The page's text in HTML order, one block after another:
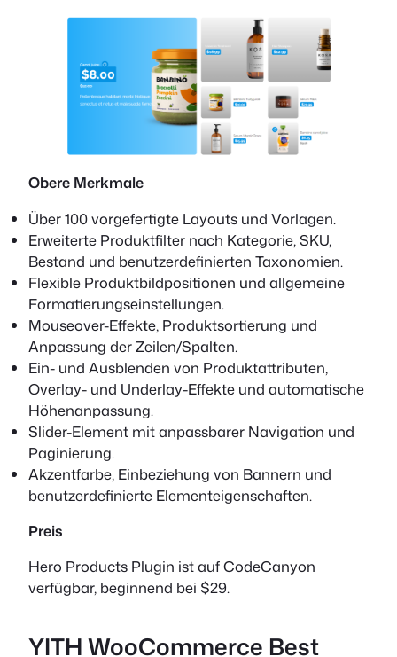
Obere Merkmale
Über 100 vorgefertigte Layouts und Vorlagen.
Erweiterte Produktfilter nach Kategorie, SKU,
Bestand und benutzerdefinierten Taxonomien.
Flexible Produktbildpositionen und allgemeine
Formatierungseinstellungen.
Mouseover-Effekte, Produktsortierung und
Anpassung der Zeilen/Spalten.
Ein- und Ausblenden von Produktattributen,
Overlay- und Underlay-Effekte und automatische
Höhenanpassung.
Slider-Element mit anpassbarer Navigation und
Paginierung.
Akzentfarbe, Einbeziehung von Bannern und
benutzerdefinierte Elementeigenschaften.
Preis
Hero Products Plugin ist auf CodeCanyon
verfügbar, beginnend bei $29.
YITH WooCommerce Best